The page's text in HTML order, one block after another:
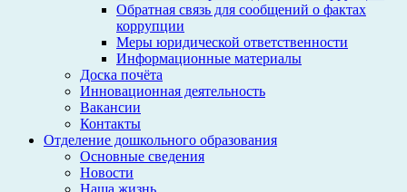
Обратная связь для сообщений о фактах
коррупции
Меры юридической ответственности
Информационные материалы
Доска почёта
Инновационная деятельность
Вакансии
Контакты
Отделение дошкольного образования
Основные сведения
Новости
Наша жизнь